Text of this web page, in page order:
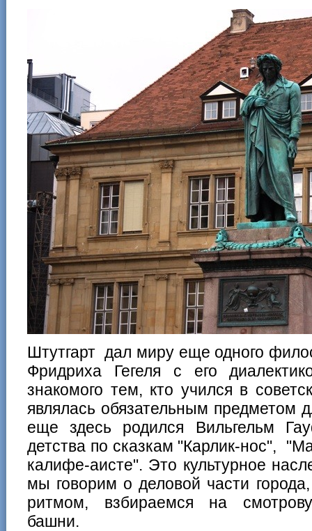
Штутгарт дал миру еще одного
Фридриха Гегеля с его
знакомого тем, кто учился в
являлась обязательным предметом
еще здесь родился Вильгельм
детства по сказкам "Карлик-нос",
калифе-аисте". Это культурное
мы говорим о деловой части
ритмом, взбираемся на
башни.